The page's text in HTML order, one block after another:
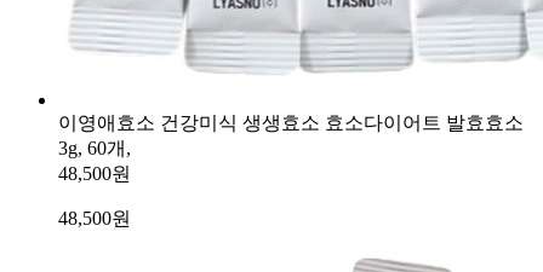
이영애효소 건강미식 생생효소 효소다이어트 발효효소
3g, 60개,
48,500원
48,500원